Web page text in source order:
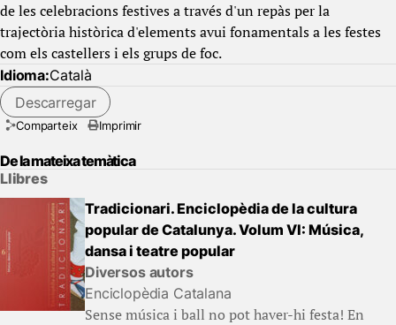
de les celebracions festives a través d'un repàs per la
trajectòria històrica d'elements avui fonamentals a les festes
com els castellers i els grups de foc.
Idioma:Català
Descarregar
Comparteix Imprimir
De la mateixa temàtica
Llibres
Tradicionari. Enciclopèdia de la cultura
popular de Catalunya. Volum VI: Música,
dansa i teatre popular
Diversos autors
Enciclopèdia Catalana
Sense música i ball no pot haver-hi festa! En